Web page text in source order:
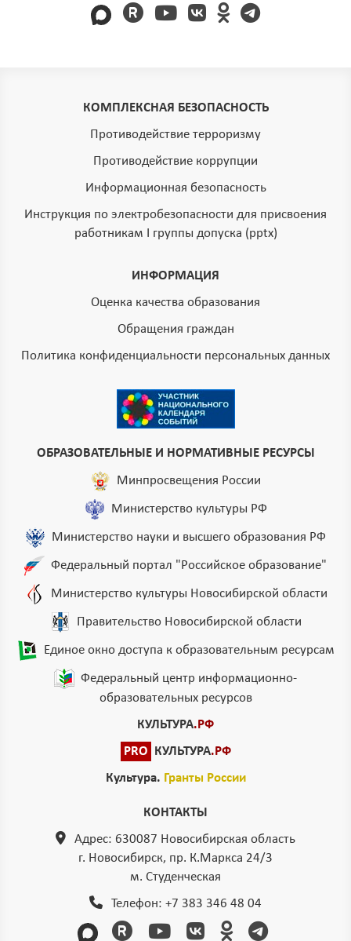
КОМПЛЕКСНАЯ БЕЗОПАСНОСТЬ
Противодействие терроризму
Противодействие коррупции
Информационная безопасность
Инструкция по электробезопасности для присвоения
работникам I группы допуска (pptx)
ИНФОРМАЦИЯ
Оценка качества образования
Обращения граждан
Политика конфиденциальности персональных данных
ОБРАЗОВАТЕЛЬНЫЕ И НОРМАТИВНЫЕ РЕСУРСЫ
Минпросвещения России
Министерство культуры РФ
Министерство науки и высшего образования РФ
Федеральный портал "Российское образование"
Министерство культуры Новосибирской области
Правительство Новосибирской области
Единое окно доступа к образовательным ресурсам
Федеральный центр информационно-
образовательных ресурсов
КУЛЬТУРА.РФ
PRO
КУЛЬТУРА.РФ
Культура. Гранты России
КОНТАКТЫ
Адрес: 630087 Новосибирская область
г. Новосибирск, пр. К.Маркса 24/3
м. Студенческая
Телефон: +7 383 346 48 04